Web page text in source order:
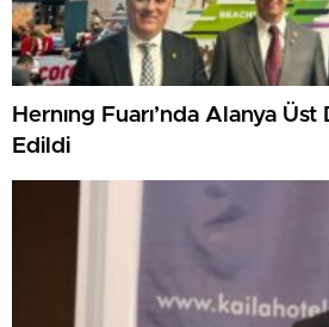
Hernıng Fuarı’nda Alanya Üst
Edildi